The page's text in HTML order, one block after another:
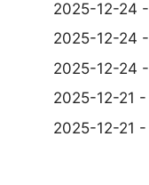
2025-12-24 -
2025-12-24 -
2025-12-24 -
2025-12-21 -
2025-12-21 -